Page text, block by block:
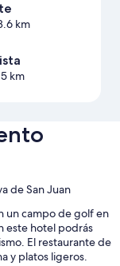
km
km
de San Juan
un campo de golf en
este hotel podrás
El restaurante de
y platos ligeros.